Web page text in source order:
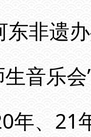
非遗
音乐
年、21